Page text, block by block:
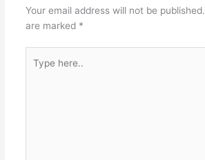
Your email address will not be published.
are marked *
here..